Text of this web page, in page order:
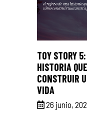
TOY STORY
HISTORIA
CONSTRUIR
VIDA
26 junio,